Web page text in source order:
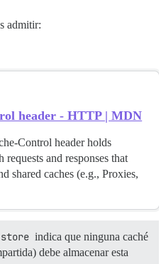
admitir:
header - HTTP | MDN
Control header holds
and responses that
shared caches (e.g., Proxies,
indica que ninguna caché
debe almacenar esta